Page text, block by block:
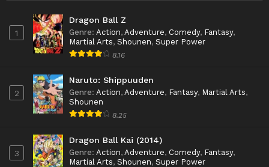
1
Dragon Ball Z
Genre: Action, Adventure, Comedy, Fantasy,
Martial Arts, Shounen, Super Power
8.16
2
Naruto: Shippuuden
Genre: Action, Adventure, Fantasy, Martial Arts,
Shounen
8.25
3
Dragon Ball Kai (2014)
Genre: Action, Adventure, Comedy, Fantasy,
Martial Arts, Shounen, Super Power